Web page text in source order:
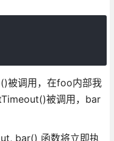
被调用，在foo内部我
被调用，bar
bar() 函数将立即执